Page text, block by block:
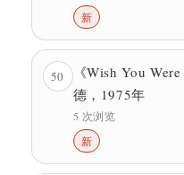
新
50
《Wish You
德，1975年
5 次浏览
新